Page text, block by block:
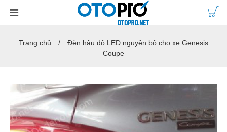
Trang chủ
Đèn hậu độ LED nguyên bộ cho xe Genesis
Coupe